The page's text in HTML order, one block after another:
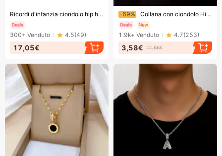
Finendo presto! Ricordi d'infanzia ciondolo hip hop con diamanti ciondolo Gengar tridimensionale HIPHOP accessori per collana hip hop
300+ Venduto 4.5(49)
17,05€
Finendo presto!
-69% Collana con ciondolo Hip Hop da uomo con croce Ankh americana, semplice, casual, con ciondolo da uomo, con croce calda
1.9k+ Venduto 4.7(253)
3,58€ 11,66€